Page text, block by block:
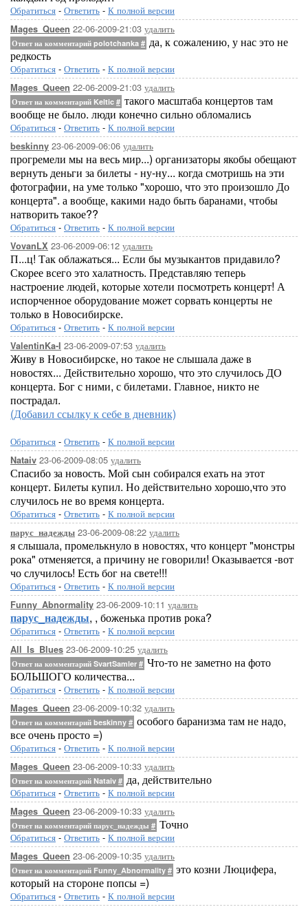
Обратиться - Ответить - К полной версии
Mages_Queen 22-06-2009-21:03 удалить
Ответ на комментарий polotchanka # да, к сожалению, у нас это не
редкость
Обратиться - Ответить - К полной версии
Mages_Queen 22-06-2009-21:03 удалить
Ответ на комментарий Keltic # такого масштаба концертов там
вообще не было. люди конечно сильно обломались
Обратиться - Ответить - К полной версии
beskinny 23-06-2009-06:06 удалить
прогремели мы на весь мир...) организаторы якобы обещают
вернуть деньги за билеты - ну-ну... когда смотришь на эти
фотографии, на уме только "хорошо, что это произошло До
концерта". а вообще, какими надо быть баранами, чтобы
натворить такое??
Обратиться - Ответить - К полной версии
VovanLX 23-06-2009-06:12 удалить
П...ц! Так облажаться... Если бы музыкантов придавило?
Скорее всего это халатность. Представляю теперь
настроение людей, которые хотели посмотреть концерт! А
испорченное оборудование может сорвать концерты не
только в Новосибирске.
Обратиться - Ответить - К полной версии
ValentinKa-I 23-06-2009-07:53 удалить
Живу в Новосибирске, но такое не слышала даже в
новостях... Действительно хорошо, что это случилось ДО
концерта. Бог с ними, с билетами. Главное, никто не
пострадал.
(Добавил ссылку к себе в дневник)
Обратиться - Ответить - К полной версии
Nataiv 23-06-2009-08:05 удалить
Спасибо за новость. Мой сын собирался ехать на этот
концерт. Билеты купил. Но действительно хорошо,что это
случилось не во время концерта.
Обратиться - Ответить - К полной версии
парус_надежды 23-06-2009-08:22 удалить
я слышала, промелькнуло в новостях, что концерт "монстры
рока" отменяется, а причину не говорили! Оказывается -вот
чо случилось! Есть бог на свете!!!
Обратиться - Ответить - К полной версии
Funny_Abnormality 23-06-2009-10:11 удалить
парус_надежды, , боженька против рока?
Обратиться - Ответить - К полной версии
All_Is_Blues 23-06-2009-10:25 удалить
Ответ на комментарий SvartSamler # Что-то не заметно на фото
БОЛЬШОГО количества...
Обратиться - Ответить - К полной версии
Mages_Queen 23-06-2009-10:32 удалить
Ответ на комментарий beskinny # особого баранизма там не надо,
все очень просто =)
Обратиться - Ответить - К полной версии
Mages_Queen 23-06-2009-10:33 удалить
Ответ на комментарий Nataiv # да, действительно
Обратиться - Ответить - К полной версии
Mages_Queen 23-06-2009-10:33 удалить
Ответ на комментарий парус_надежды # Точно
Обратиться - Ответить - К полной версии
Mages_Queen 23-06-2009-10:35 удалить
Ответ на комментарий Funny_Abnormality # это козни Люцифера,
который на стороне попсы =)
Обратиться - Ответить - К полной версии